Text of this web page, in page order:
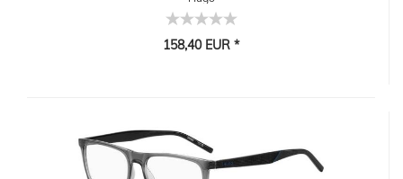
158,40 EUR *